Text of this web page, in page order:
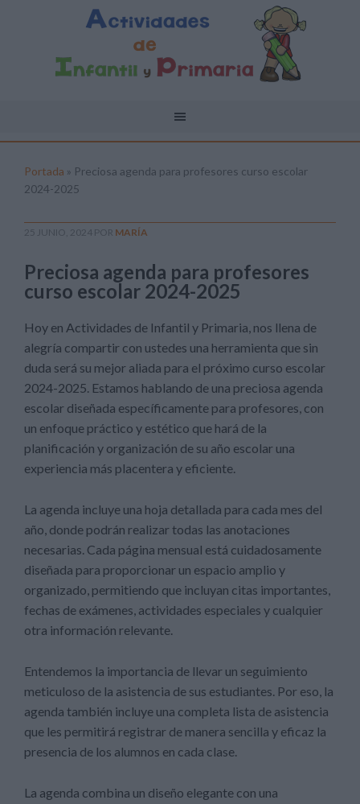
Portada » Preciosa agenda para profesores curso escolar
2024-2025
25 JUNIO, 2024 POR MARÍA
Preciosa agenda para profesores
curso escolar 2024-2025
Hoy en Actividades de Infantil y Primaria, nos llena de
alegría compartir con ustedes una herramienta que sin
duda será su mejor aliada para el próximo curso escolar
2024-2025. Estamos hablando de una preciosa agenda
escolar diseñada específicamente para profesores, con
un enfoque práctico y estético que hará de la
planificación y organización de su año escolar una
experiencia más placentera y eficiente.
La agenda incluye una hoja detallada para cada mes del
año, donde podrán realizar todas las anotaciones
necesarias. Cada página mensual está cuidadosamente
diseñada para proporcionar un espacio amplio y
organizado, permitiendo que incluyan citas importantes,
fechas de exámenes, actividades especiales y cualquier
otra información relevante.
Entendemos la importancia de llevar un seguimiento
meticuloso de la asistencia de sus estudiantes. Por eso, la
agenda también incluye una completa lista de asistencia
que les permitirá registrar de manera sencilla y eficaz la
presencia de los alumnos en cada clase.
La agenda combina un diseño elegante con una